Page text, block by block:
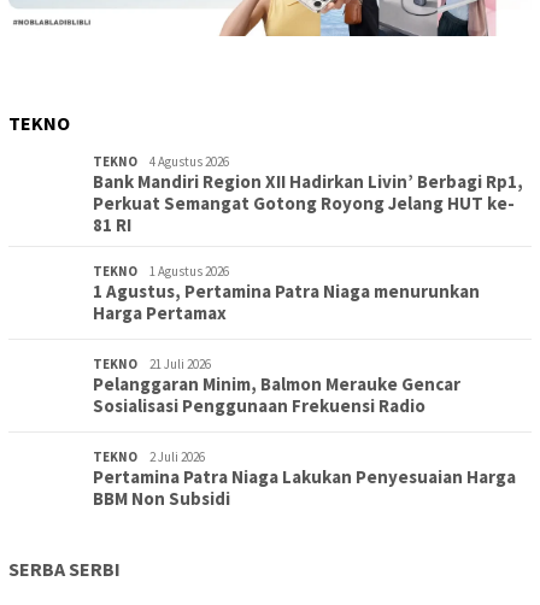
TEKNO
TEKNO 4 Agustus 2026
Bank Mandiri Region XII Hadirkan Livin’ Berbagi Rp1,
Perkuat Semangat Gotong Royong Jelang HUT ke-
81 RI
TEKNO 1 Agustus 2026
1 Agustus, Pertamina Patra Niaga menurunkan
Harga Pertamax
TEKNO 21 Juli 2026
Pelanggaran Minim, Balmon Merauke Gencar
Sosialisasi Penggunaan Frekuensi Radio
TEKNO 2 Juli 2026
Pertamina Patra Niaga Lakukan Penyesuaian Harga
BBM Non Subsidi
SERBA SERBI